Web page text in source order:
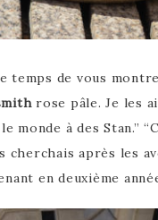
temps de vous
rose pâle. Je les
monde à des Stan.”
cherchais après les
en deuxième